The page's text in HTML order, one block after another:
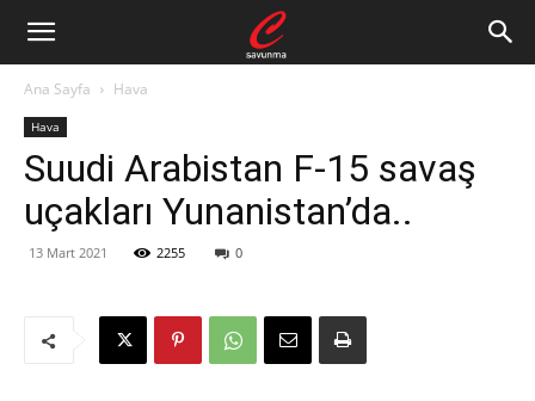
Ana Sayfa Hava
Hava
Suudi Arabistan F-15 savaş
uçakları Yunanistan’da..
13 Mart 2021 2255 0